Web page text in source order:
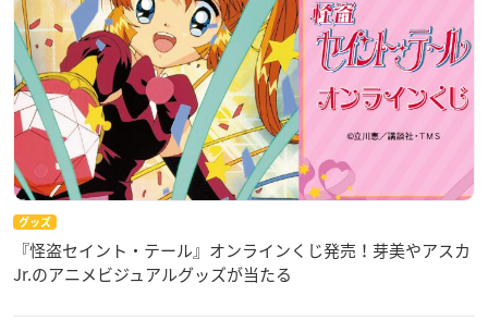
グッズ
『怪盗セイント・テール』オンラインくじ発売！芽美やアスカ
Jr.のアニメビジュアルグッズが当たる